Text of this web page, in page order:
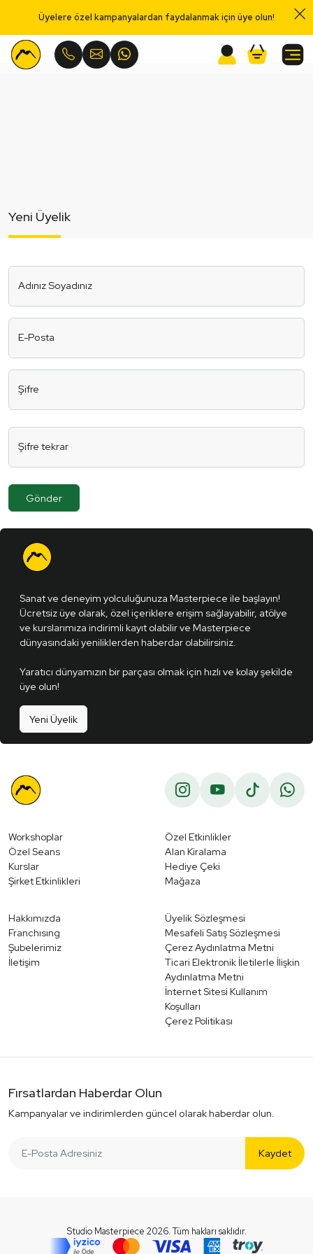
Üyelere özel kampanyalardan faydalanmak için üye olun!
Menu
Yeni Üyelik
Adınız Soyadınız
E-Posta
Şifre
Şifre tekrar
Gönder
Sanat ve deneyim yolculuğunuza Masterpiece ile başlayın!
Ücretsiz üye olarak, özel içeriklere erişim sağlayabilir, atölye
ve kurslarımıza indirimli kayıt olabilir ve Masterpiece
dünyasındaki yeniliklerden haberdar olabilirsiniz.
Yaratıcı dünyamızın bir parçası olmak için hızlı ve kolay şekilde
üye olun!
Yeni Üyelik
Workshoplar
Özel Seans
Kurslar
Şirket Etkinlikleri
Özel Etkinlikler
Alan Kiralama
Hediye Çeki
Mağaza
Hakkımızda
Franchısıng
Şubelerimiz
İletişim
Üyelik Sözleşmesi
Mesafeli Satış Sözleşmesi
Çerez Aydınlatma Metni
Ticari Elektronik İletilerle İlişkin
Aydınlatma Metni
İnternet Sitesi Kullanım
Koşulları
Çerez Politikası
Fırsatlardan Haberdar Olun
Kampanyalar ve indirimlerden güncel olarak haberdar olun.
Kaydet
Studio Masterpiece 2026. Tüm hakları saklıdır.